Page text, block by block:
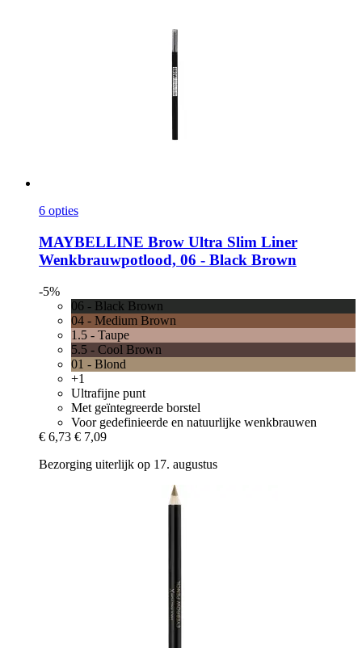
6 opties
MAYBELLINE Brow Ultra Slim Liner
Wenkbrauwpotlood, 06 -​ Black Brown
-5%
06 - Black Brown
04 - Medium Brown
1.5 - Taupe
5.5 - Cool Brown
01 - Blond
+1
Ultrafijne punt
Met geïntegreerde borstel
Voor gedefinieerde en natuurlijke wenkbrauwen
€ 6,73 € 7,09
Bezorging uiterlijk op 17. augustus